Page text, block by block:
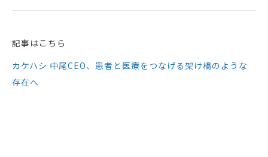
記事はこちら
カケハシ 中尾CEO、患者と医療をつなげる架け橋のような
存在へ